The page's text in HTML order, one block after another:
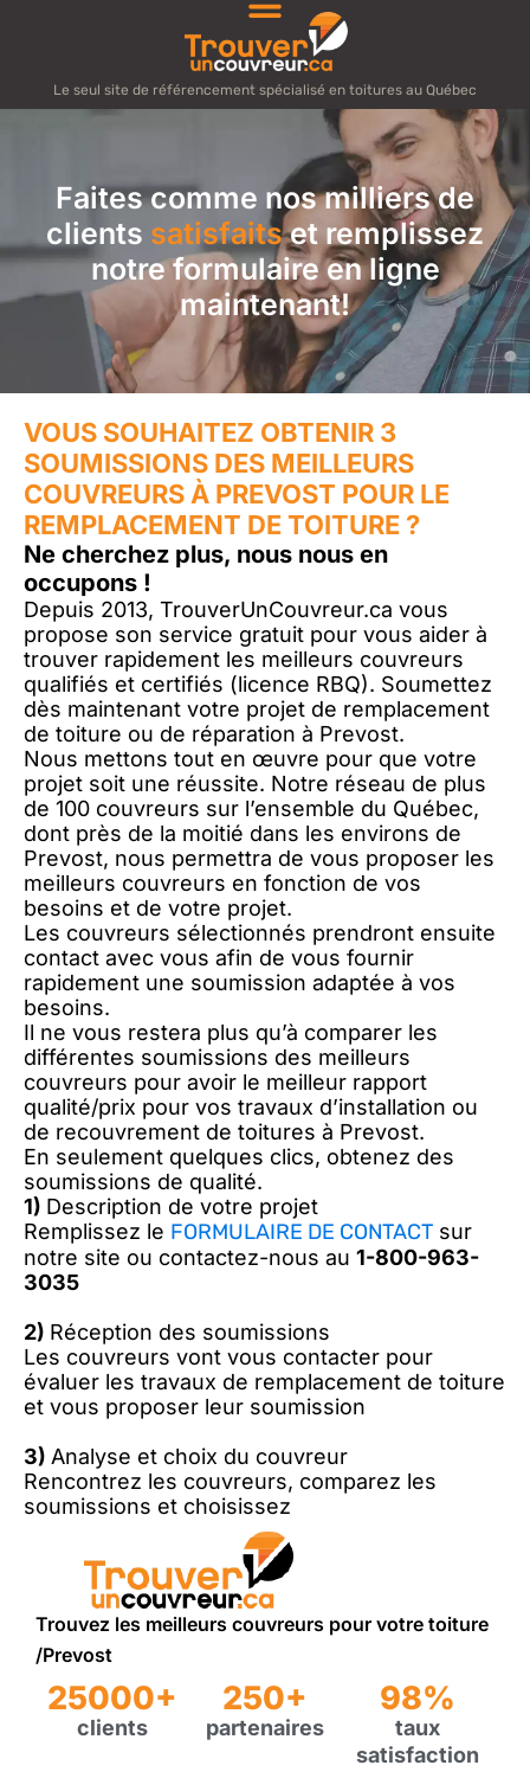
Le seul site de référencement spécialisé en toitures au Québec
Faites comme nos milliers de
clients satisfaitset remplissez
notre formulaire en ligne
maintenant!
VOUS SOUHAITEZ OBTENIR 3
SOUMISSIONS DES MEILLEURS
COUVREURS À PREVOST POUR LE
REMPLACEMENT DE TOITURE ?
Ne cherchez plus, nous nous en
occupons !
Depuis 2013, TrouverUnCouvreur.ca vous
propose son service gratuit pour vous aider à
trouver rapidement les meilleurs couvreurs
qualifiés et certifiés (licence RBQ). Soumettez
dès maintenant votre projet de remplacement
de toiture ou de réparation à Prevost.
Nous mettons tout en œuvre pour que votre
projet soit une réussite. Notre réseau de plus
de 100 couvreurs sur l’ensemble du Québec,
dont près de la moitié dans les environs de
Prevost, nous permettra de vous proposer les
meilleurs couvreurs en fonction de vos
besoins et de votre projet.
Les couvreurs sélectionnés prendront ensuite
contact avec vous afin de vous fournir
rapidement une soumission adaptée à vos
besoins.
Il ne vous restera plus qu’à comparer les
différentes soumissions des meilleurs
couvreurs pour avoir le meilleur rapport
qualité/prix pour vos travaux d’installation ou
de recouvrement de toitures à Prevost.
En seulement quelques clics, obtenez des
soumissions de qualité.
1) Description de votre projet
Remplissez le FORMULAIRE DE CONTACT sur
notre site ou contactez-nous au 1-800-963-
3035
2) Réception des soumissions
Les couvreurs vont vous contacter pour
évaluer les travaux de remplacement de toiture
et vous proposer leur soumission
3) Analyse et choix du couvreur
Rencontrez les couvreurs, comparez les
soumissions et choisissez
Trouvez les meilleurs couvreurs pour votre toiture
/Prevost
25000+
clients
250+
partenaires
98%
taux
satisfaction